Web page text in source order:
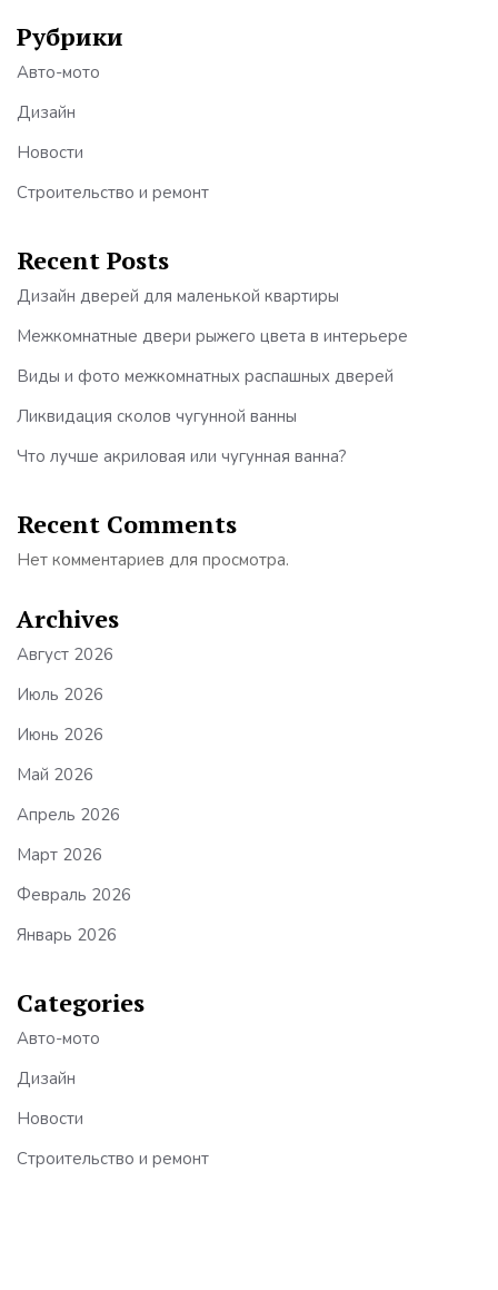
Рубрики
Авто-мото
Дизайн
Новости
Строительство и ремонт
Recent Posts
Дизайн дверей для маленькой квартиры
Межкомнатные двери рыжего цвета в интерьере
Виды и фото межкомнатных распашных дверей
Ликвидация сколов чугунной ванны
Что лучше акриловая или чугунная ванна?
Recent Comments
Нет комментариев для просмотра.
Archives
Август 2026
Июль 2026
Июнь 2026
Май 2026
Апрель 2026
Март 2026
Февраль 2026
Январь 2026
Categories
Авто-мото
Дизайн
Новости
Строительство и ремонт